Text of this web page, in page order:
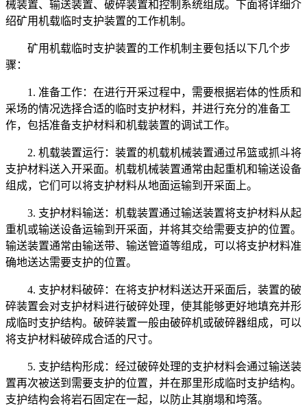
械装置、输送装置、破碎装置和控制系统组成。下面将详细介
绍矿用机载临时支护装置的工作机制。
矿用机载临时支护装置的工作机制主要包括以下几个步
骤：
1. 准备工作：在进行开采过程中，需要根据岩体的性质和
采场的情况选择合适的临时支护材料，并进行充分的准备工
作，包括准备支护材料和机载装置的调试工作。
2. 机载装置运行：装置的机载机械装置通过吊篮或抓斗将
支护材料送入开采面。机载机械装置通常由起重机和输送设备
组成，它们可以将支护材料从地面运输到开采面上。
3. 支护材料输送：机载装置通过输送装置将支护材料从起
重机或输送设备运输到开采面，并将其交给需要支护的位置。
输送装置通常由输送带、输送管道等组成，可以将支护材料准
确地送达需要支护的位置。
4. 支护材料破碎：在将支护材料送达开采面后，装置的破
碎装置会对支护材料进行破碎处理，使其能够更好地填充并形
成临时支护结构。破碎装置一般由破碎机或破碎器组成，可以
将支护材料破碎成合适的尺寸。
5. 支护结构形成：经过破碎处理的支护材料会通过输送装
置再次被送到需要支护的位置，并在那里形成临时支护结构。
支护结构会将岩石固定在一起，以防止其崩塌和垮落。